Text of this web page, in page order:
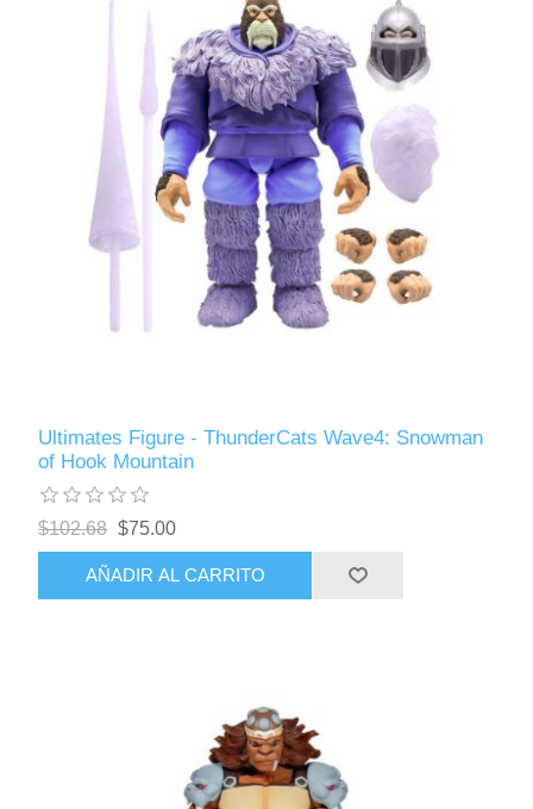
Ultimates Figure - ThunderCats Wave4: Snowman
of Hook Mountain
$102.68 $75.00
AÑADIR AL CARRITO